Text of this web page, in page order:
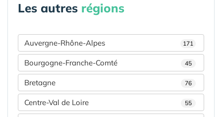
Les autres régions
Auvergne-Rhône-Alpes 171
Bourgogne-Franche-Comté 45
Bretagne 76
Centre-Val de Loire 55